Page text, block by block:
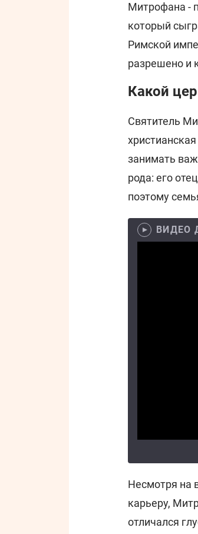
Митрофана -
который
Римской
разрешено и
Какой
Святитель
занимать
рода: его
поэтому
ВИДЕО
Несмотря на
карьеру,
отличался